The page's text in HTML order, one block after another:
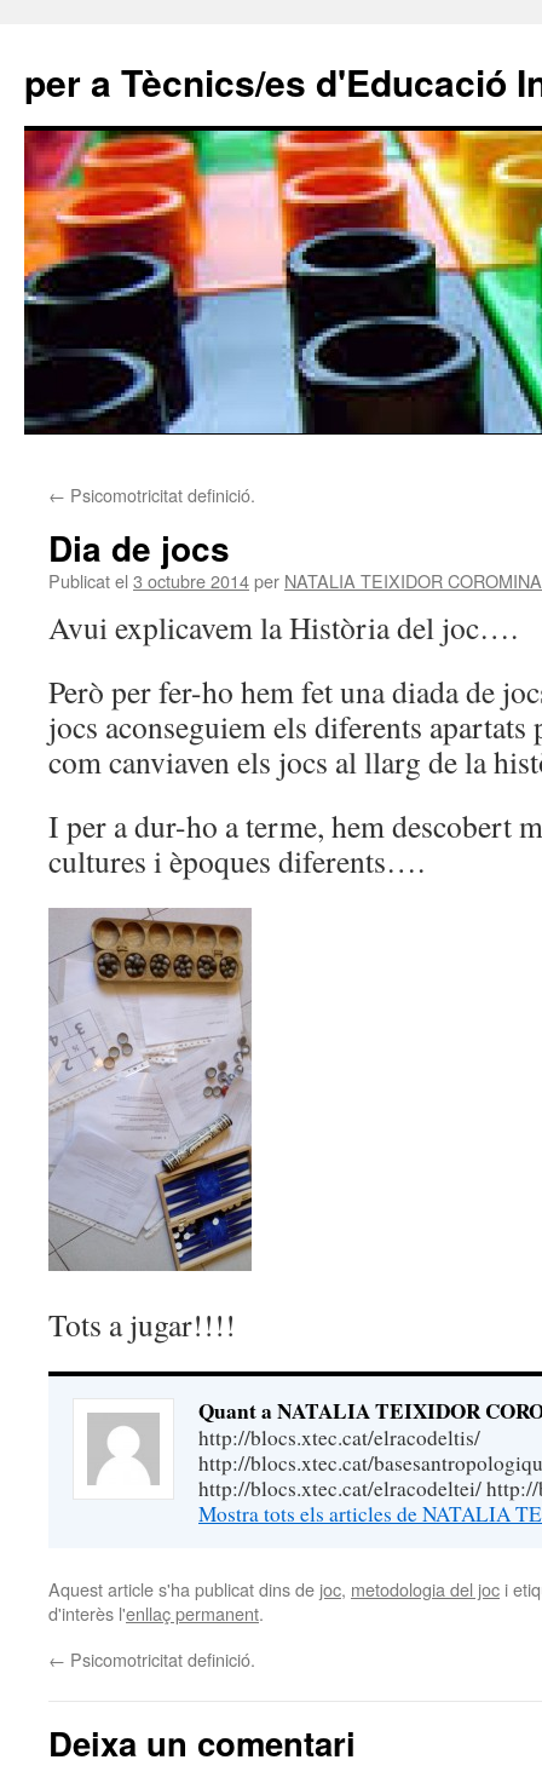
per a Tècnics/es d'Educació
contingut
← Psicomotricitat definició.
Dia de jocs
Publicat el 3 octubre 2014per NATALIA TEIXIDOR
Avui explicavem la Història del joc….
Però per fer-ho hem fet una diada de
jocs aconseguiem els diferents
com canviaven els jocs al llarg de la
I per a dur-ho a terme, hem descobert
cultures i èpoques diferents….
Tots a jugar!!!!
Quant a NATALIA TEIXIDOR
http://blocs.xtec.cat/elracodeltis/
http://blocs.xtec.cat/
http://blocs.xtec.cat/elracodeltei/
Mostra tots els articles de NATALIA
Aquest article s'ha publicat dins de joc, metodologia del joc i
d'interès l'enllaç permanent.
← Psicomotricitat definició.
Deixa un comentari